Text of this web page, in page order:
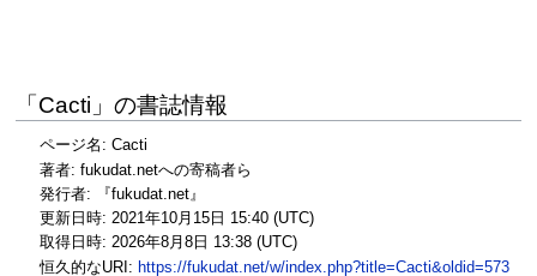
「Cacti」の書誌情報
ページ名: Cacti
著者: fukudat.netへの寄稿者ら
発行者: 『fukudat.net』
更新日時: 2021年10月15日 15:40 (UTC)
取得日時: 2026年8月8日 13:38 (UTC)
恒久的なURI: https://fukudat.net/w/index.php?title=Cacti&oldid=573